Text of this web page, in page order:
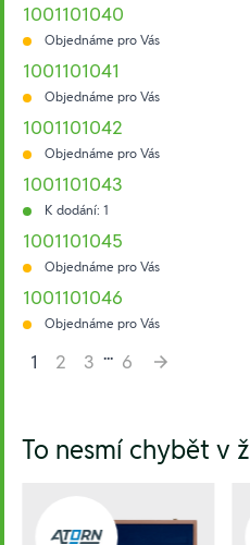
1001101040
Objednáme pro Vás
1001101041
Objednáme pro Vás
1001101042
Objednáme pro Vás
1001101043
K dodání: 1
1001101045
Objednáme pro Vás
1001101046
Objednáme pro Vás
1
2 3 ... 6
To nesmí chybět v